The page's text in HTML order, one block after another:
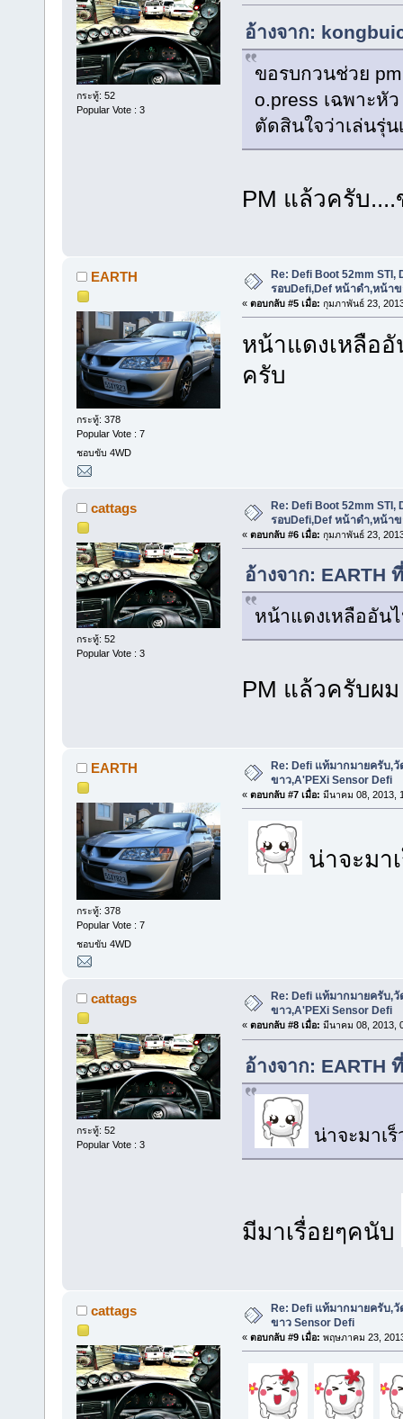
กระทู้: 52
Popular Vote : 3
อ้างจาก:
ขอรบกวนช่วย
o.press เฉพาะหั
ตัดสินใจว่าเล่นรุ่
PM แล้วครับ
EARTH
กระทู้: 378
Popular Vote : 7
ชอบขับ 4WD
Re: Defi Boot 52mm STI,
รอบDefi,Def หน้าดำ,หน้า
« ตอบกลับ #5 เมื่อ: กุมภาพันธ์ 23,
หน้าแดงเหลือ
ครับ
cattags
กระทู้: 52
Popular Vote : 3
Re: Defi Boot 52mm STI,
รอบDefi,Def หน้าดำ,หน้า
« ตอบกลับ #6 เมื่อ: กุมภาพันธ์ 23,
อ้างจาก: EARTH
หน้าแดงเหลืออัน
PM แล้วครับผ
EARTH
กระทู้: 378
Popular Vote : 7
ชอบขับ 4WD
Re: Defi แท้มากมายครับ,
ขาว,A'PEXi Sensor Defi
« ตอบกลับ #7 เมื่อ: มีนาคม 08, 2013,
น่าจะมา
cattags
กระทู้: 52
Popular Vote : 3
Re: Defi แท้มากมายครับ,
ขาว,A'PEXi Sensor Defi
« ตอบกลับ #8 เมื่อ: มีนาคม 08, 2013,
อ้างจาก: EARTH
น่าจะมาเ
มีมาเรื่อยๆคนับ
cattags
Re: Defi แท้มากมายครับ,
ขาว Sensor Defi
« ตอบกลับ #9 เมื่อ: พฤษภาคม 23,